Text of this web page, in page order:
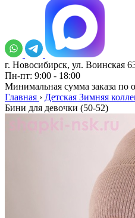
г. Новосибирск, ул. Воинская
Пн-пт: 9:00 - 18:00
Минимальная сумма заказа по
Главная › Детская Зимняя
Бини для девочки (50-52)